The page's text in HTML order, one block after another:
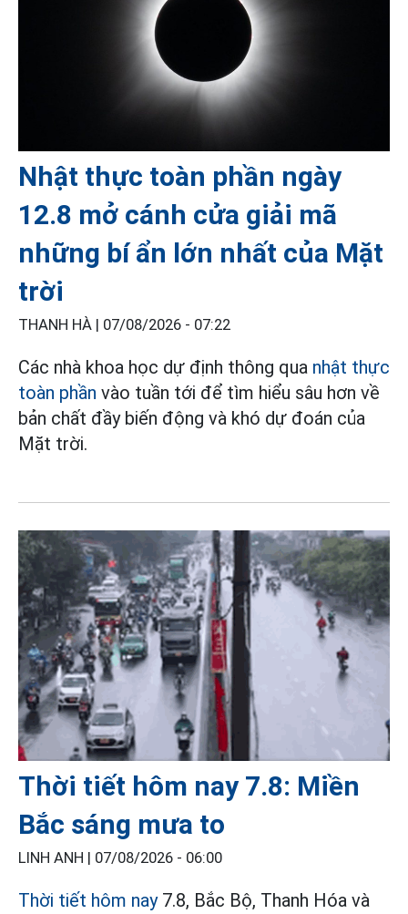
Nhật thực toàn phần ngày
12.8 mở cánh cửa giải mã
những bí ẩn lớn nhất của Mặt
trời
THANH HÀ | 07/08/2026 - 07:22
Các nhà khoa học dự định thông qua nhật thực
toàn phần vào tuần tới để tìm hiểu sâu hơn về
bản chất đầy biến động và khó dự đoán của
Mặt trời.
Thời tiết hôm nay 7.8: Miền
Bắc sáng mưa to
LINH ANH | 07/08/2026 - 06:00
Thời tiết hôm nay7.8, Bắc Bộ, Thanh Hóa và